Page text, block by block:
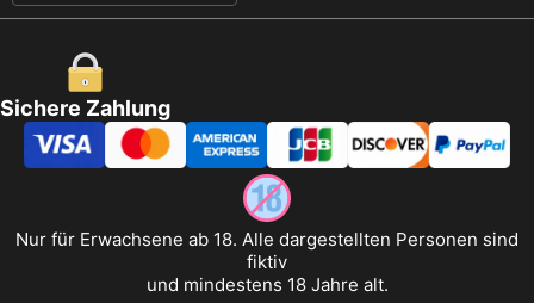
Sichere Zahlung
Nur für Erwachsene ab 18. Alle dargestellten Personen sind
fiktiv
und mindestens 18 Jahre alt.